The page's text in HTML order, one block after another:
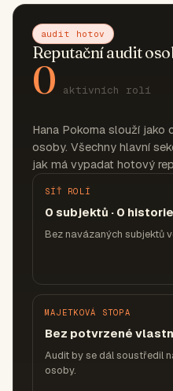
audit hotov
Reputační audit
0 aktivních rolí
Hana Pokorna slouží
osoby. Všechny hlavní
jak má vypadat hotový
SÍŤ ROLÍ
0 subjektů · 0 historie
Bez navázaných subjektů
MAJETKOVÁ STOPA
Bez potvrzené
Audit by se dál soustředil
osoby.